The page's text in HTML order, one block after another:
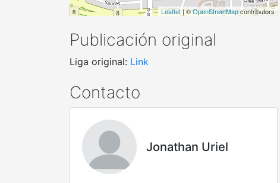
Leaflet| ©OpenStreetMapcontributors
Publicación original
Liga original: Link
Contacto
Jonathan Uriel